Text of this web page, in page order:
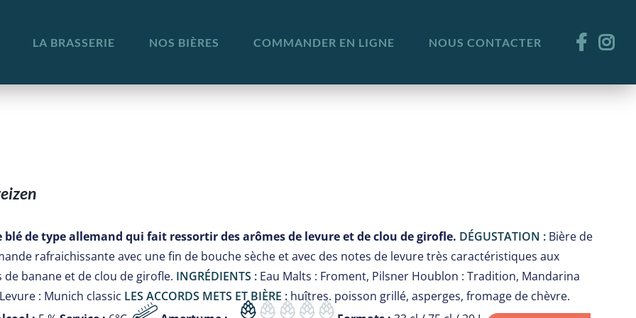
LA BRASSERIE NOS BIÈRES COMMANDER EN LIGNE NOUS CONTACTER
blé de type allemand qui fait ressortir des arômes de levure et de clou de girofle. DÉGUSTATION :Bière de
rafraichissante avec une fin de bouche sèche et avec des notes de levure très caractéristiques aux
de banane et de clou de girofle. INGRÉDIENTS :Eau Malts : Froment, Pilsner Houblon : Tradition, Mandarina
: Munich classic LES ACCORDS METS ET BIÈRE :huîtres, poisson grillé, asperges, fromage de chèvre.